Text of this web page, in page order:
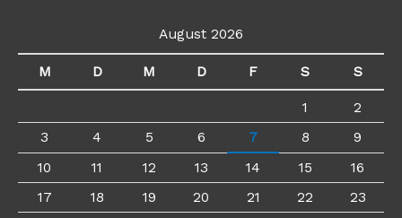
August 2026
M D M D F S S
1
2
3
4 5 6 7 8
9
10
11 12 13 14 15
16
17
18 19 20 21 22
23